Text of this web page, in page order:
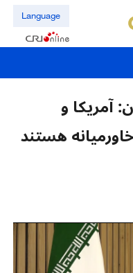
Language
آمریکا و
هستند